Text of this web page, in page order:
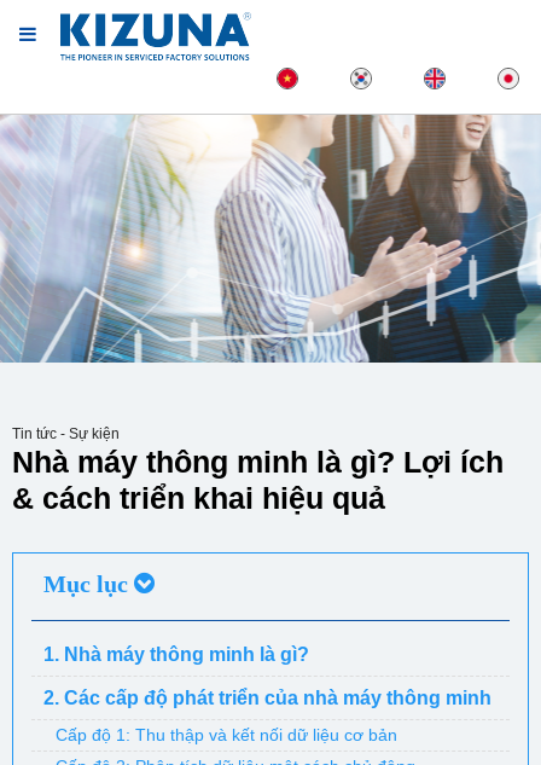
Tin tức - Sự kiện
Nhà máy thông minh là gì? Lợi ích
& cách triển khai hiệu quả
Mục lục
1. Nhà máy thông minh là gì?
2. Các cấp độ phát triển của nhà máy thông minh
Cấp độ 1: Thu thập và kết nối dữ liệu cơ bản